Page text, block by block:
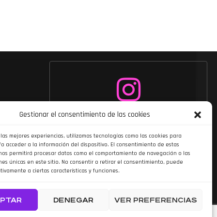
Gestionar el consentimiento de las cookies
mejores experiencias, utilizamos tecnologías como las cookies para
acceder a la información del dispositivo. El consentimiento de estas
permitirá procesar datos como el comportamiento de navegación o las
únicas en este sitio. No consentir o retirar el consentimiento, puede
a ciertas características y funciones.
DENEGAR VER PREFERENCIAS
Siguenos en